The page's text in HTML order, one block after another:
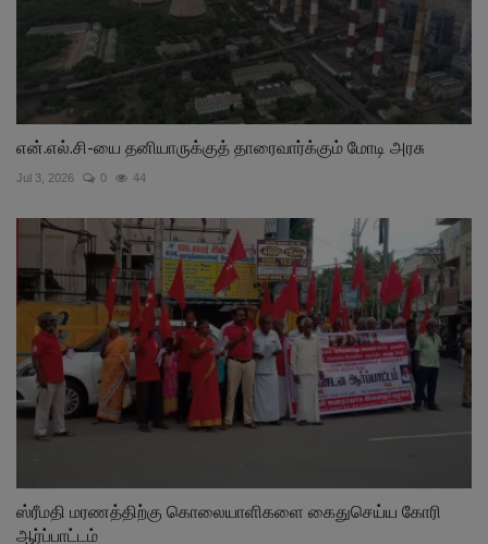
என்.எல்.சி-யை தனியாருக்குத் தாரைவார்க்கும் மோடி அரசு
Jul 3, 2026 0 44
ஸ்ரீமதி மரணத்திற்கு கொலையாளிகளை கைதுசெய்ய கோரி
ஆர்ப்பாட்டம்